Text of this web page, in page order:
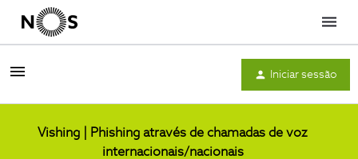
Menu
Iniciar sessão
Vishing | Phishing através de chamadas de voz
internacionais/nacionais